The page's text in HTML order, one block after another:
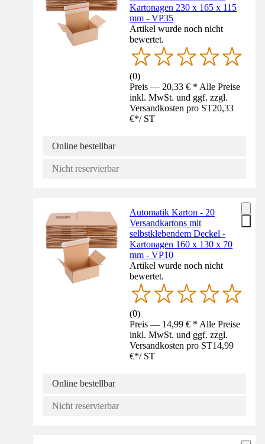
Kartonagen 230 x 165 x 115
mm - VP35
Artikel wurde noch nicht
bewertet.
(0)
Preis — 20,33 € * Alle Preise
inkl. MwSt. und ggf. zzgl.
Versandkosten pro ST20,33
€*/ ST
Online bestellbar
Nicht reservierbar
Automatik Karton - 20
Versandkartons mit
selbstklebendem Deckel -
Kartonagen 160 x 130 x 70
mm - VP10
Artikel wurde noch nicht
bewertet.
(0)
Preis — 14,99 € * Alle Preise
inkl. MwSt. und ggf. zzgl.
Versandkosten pro ST14,99
€*/ ST
Online bestellbar
Nicht reservierbar